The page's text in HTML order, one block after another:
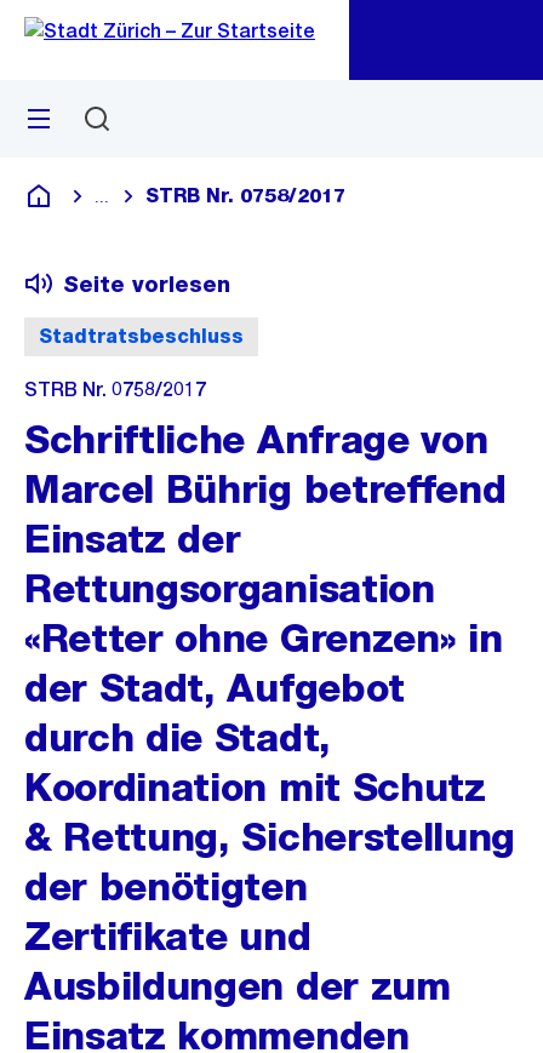
Navigation
Sprunglink
Menü
Deutsch
Blende alle Breadcrumbs ein
STRB Nr. 0758/2017
Stadtratsbeschluss
Seite vorlesen
STRB Nr. 0758/2017
Schriftliche Anfrage von
Marcel Bührig betreffend
Einsatz der
Rettungsorganisation
«Retter ohne Grenzen» in
der Stadt, Aufgebot
durch die Stadt,
Koordination mit Schutz
& Rettung, Sicherstellung
der benötigten
Zertifikate und
Ausbildungen der zum
Einsatz kommenden